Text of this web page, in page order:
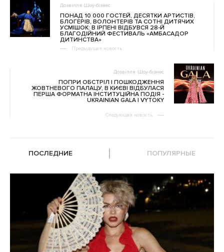
Дозвілля Шоу-бізнес
ПОНАД 10 000 ГОСТЕЙ, ДЕСЯТКИ АРТИСТІВ,
БЛОГЕРІВ, ВОЛОНТЕРІВ ТА СОТНІ ДИТЯЧИХ
УСМІШОК: В ІРПЕНІ ВІДБУВСЯ 28-Й
БЛАГОДІЙНИЙ ФЕСТИВАЛЬ «АМБАСАДОР
ДИТИНСТВА»
Предыдущая новость
Дозвілля Шоу-бізнес
ПОПРИ ОБСТРІЛ І ПОШКОДЖЕННЯ
ЖОВТНЕВОГО ПАЛАЦУ, В КИЄВІ ВІДБУЛАСЯ
ПЕРША ФОРМАТНА ІНСТИТУЦІЙНА ПОДІЯ -
UKRAINIAN GALA | VYTOKY
Следующая новость
ПОСЛЕДНИЕ ПОПУЛЯРНЫЕ